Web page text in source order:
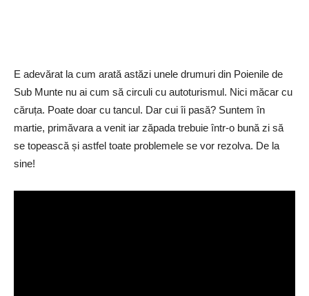
E adevărat la cum arată astăzi unele drumuri din Poienile de
Sub Munte nu ai cum să circuli cu autoturismul. Nici măcar cu
căruța. Poate doar cu tancul. Dar cui îi pasă? Suntem în
martie, primăvara a venit iar zăpada trebuie într-o bună zi să
se topească și astfel toate problemele se vor rezolva. De la
sine!